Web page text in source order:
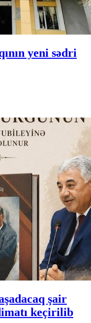
yeni sədri
şair
keçirilib